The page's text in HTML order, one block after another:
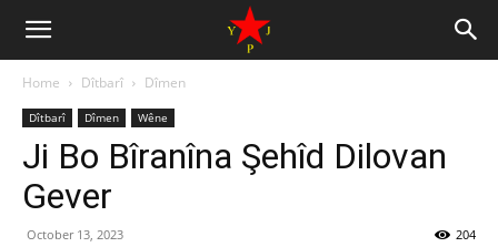
Home Dîtbarî Dîmen
Dîtbarî Dîmen Wêne
Ji Bo Bîranîna Şehîd Dilovan
Gever
October 13, 2023 204